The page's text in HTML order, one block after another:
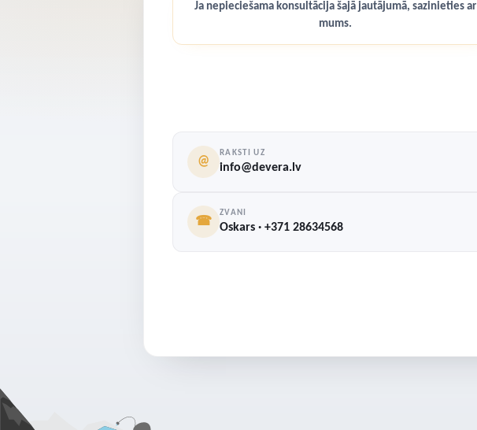
Ja nepieciešama konsultācija šajā jautājumā, sazinieties ar
mums.
@
RAKSTI UZ
info@devera.lv
☎
ZVANI
Oskars · +371 28634568